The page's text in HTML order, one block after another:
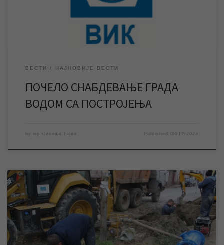
воде. Прва фаза реализације уговорних обавеза подразумева
ВЕСТИ НАЈНОВИЈЕ ВЕСТИ
ПОЧЕЛО СНАБДЕВАЊЕ ГРАДА
ВОДОМ СА ПОСТРОЈЕЊА
by мр Синиша Гајин Published 08/12/2023
Екипе ЈКП „Водовод и канализација“ Зрењанин раде на
санацији хаварије на водоводној мрежи у улици Уроша
Предића, због чега су ова и околне улице тренутно без воде.
Екипе ЈКП „Водовод и канализација“ Зрењанин уз употребу